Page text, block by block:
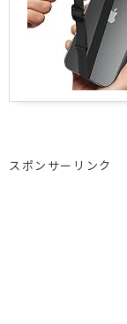
スポンサーリンク